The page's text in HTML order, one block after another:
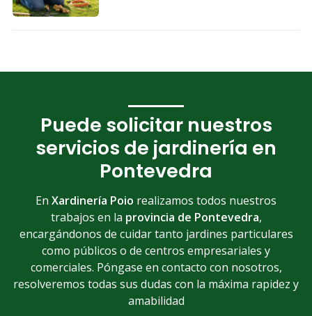
Puede solicitar nuestros
servicios de jardinería en
Pontevedra
En Xardinería Poio realizamos todos nuestros
trabajos en la provincia de Pontevedra,
encargándonos de cuidar tanto jardines particulares
como públicos o de centros empresariales y
comerciales. Póngase en contacto con nosotros,
resolveremos todas sus dudas con la máxima rapidez y
amabilidad